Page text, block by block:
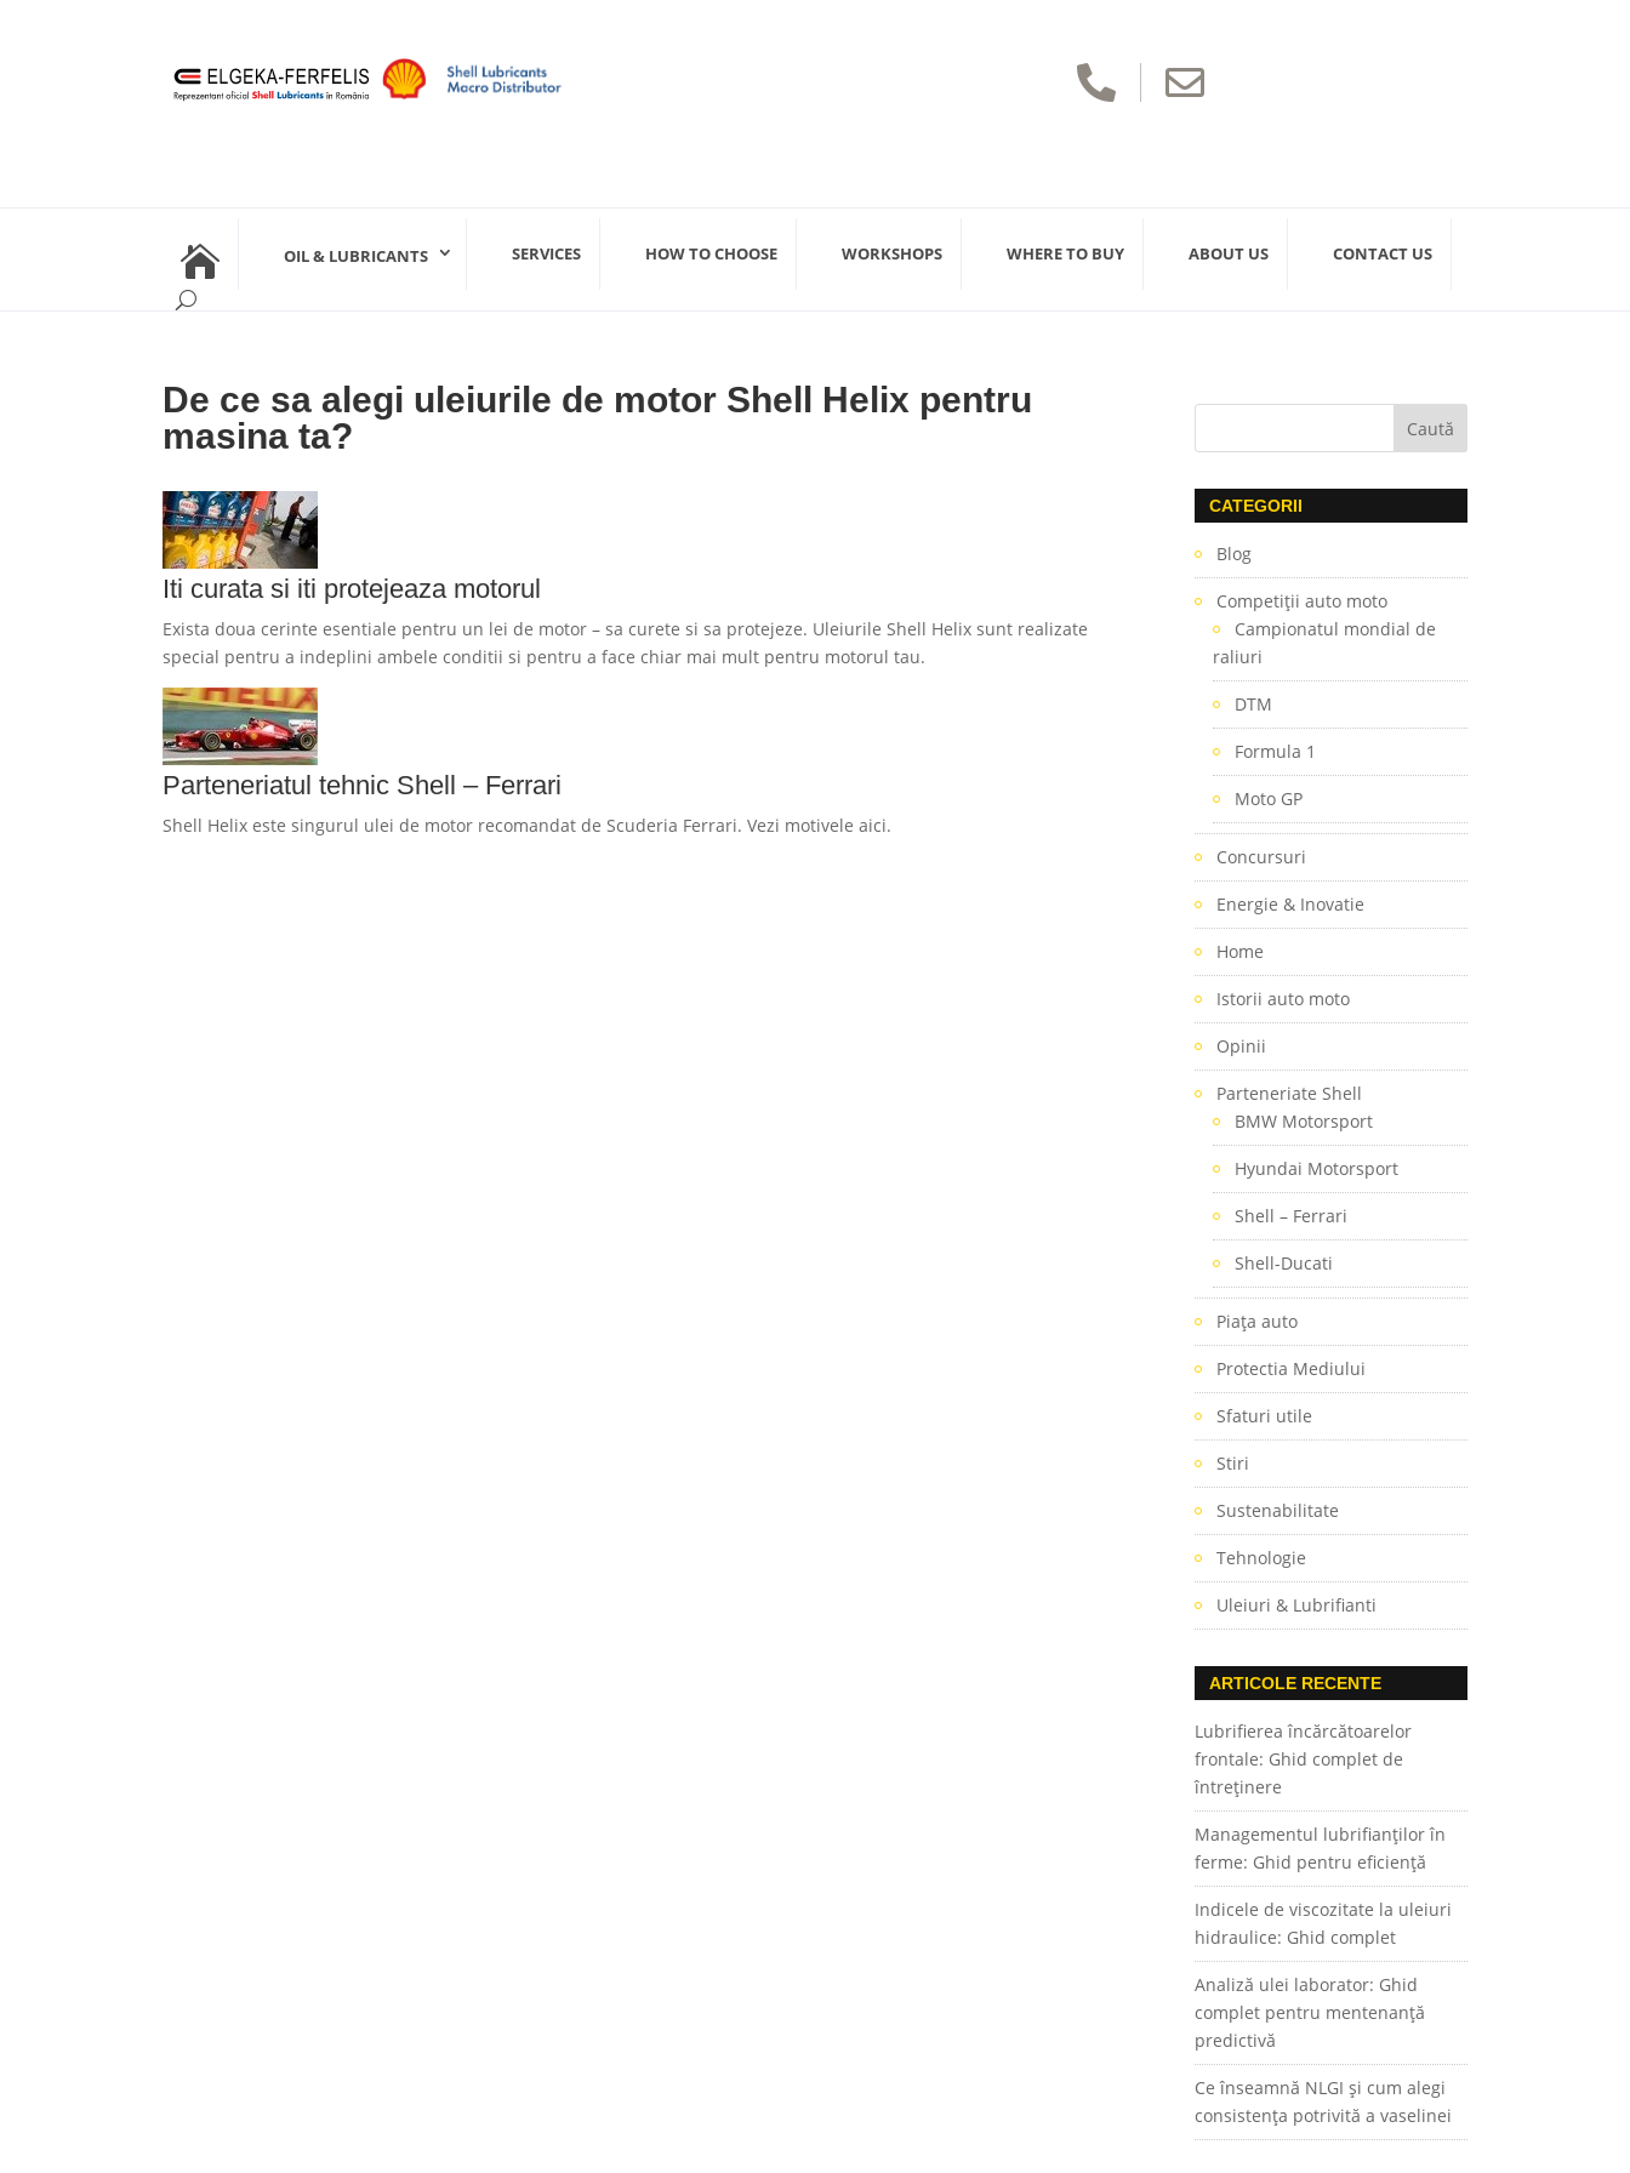
 
 OIL & LUBRICANTS SERVICES HOW TO CHOOSE WORKSHOPS WHERE TO BUY ABOUT US CONTACT US
De ce sa alegi uleiurile de motor Shell Helix pentru
masina ta?
Iti curata si iti protejeaza motorul
Exista doua cerinte esentiale pentru un lei de motor – sa curete si sa protejeze. Uleiurile Shell Helix sunt realizate
special pentru a indeplini ambele conditii si pentru a face chiar mai mult pentru motorul tau.
Parteneriatul tehnic Shell – Ferrari
Shell Helix este singurul ulei de motor recomandat de Scuderia Ferrari. Vezi motivele aici.
CATEGORII
Blog
Competiţii auto moto
Campionatul mondial de
raliuri
DTM
Formula 1
Moto GP
Concursuri
Energie & Inovatie
Home
Istorii auto moto
Opinii
Parteneriate Shell
BMW Motorsport
Hyundai Motorsport
Shell – Ferrari
Shell-Ducati
Piaţa auto
Protectia Mediului
Sfaturi utile
Stiri
Sustenabilitate
Tehnologie
Uleiuri & Lubrifianti
ARTICOLE RECENTE
Lubrifierea încărcătoarelor
frontale: Ghid complet de
întreținere
Managementul lubrifianților în
ferme: Ghid pentru eficiență
Indicele de viscozitate la uleiuri
hidraulice: Ghid complet
Analiză ulei laborator: Ghid
complet pentru mentenanță
predictivă
Ce înseamnă NLGI și cum alegi
consistența potrivită a vaselinei